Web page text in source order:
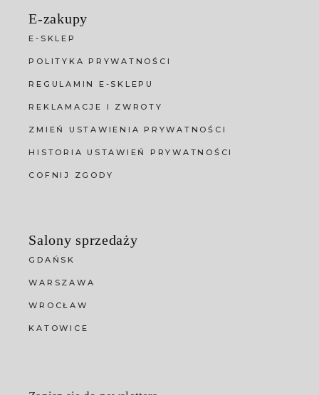
E-zakupy
E-SKLEP
POLITYKA PRYWATNOŚCI
REGULAMIN E-SKLEPU
REKLAMACJE I ZWROTY
ZMIEŃ USTAWIENIA PRYWATNOŚCI
HISTORIA USTAWIEŃ PRYWATNOŚCI
COFNIJ ZGODY
Salony sprzedaży
GDAŃSK
WARSZAWA
WROCŁAW
KATOWICE